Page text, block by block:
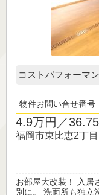
コストパフォーマ
物件お問い合せ番号
4.9万円／
福岡市東比恵2丁目
お部屋大改装！ 入居
別に。 洗面所も独立